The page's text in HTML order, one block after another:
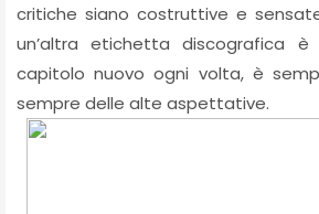
critiche siano costruttive e
un’altra etichetta discografica
capitolo nuovo ogni volta, è
sempre delle alte aspettative.